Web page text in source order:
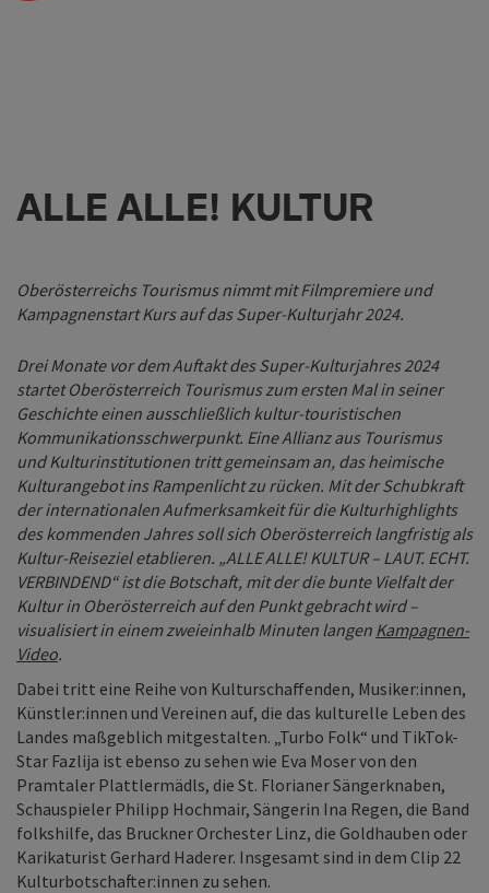
ALLE ALLE! KULTUR
Oberösterreichs Tourismus nimmt mit Filmpremiere und
Kampagnenstart Kurs auf das Super-Kulturjahr 2024.
Drei Monate vor dem Auftakt des Super-Kulturjahres 2024
startet Oberösterreich Tourismus zum ersten Mal in seiner
Geschichte einen ausschließlich kultur-touristischen
Kommunikationsschwerpunkt. Eine Allianz aus Tourismus
und Kulturinstitutionen tritt gemeinsam an, das heimische
Kulturangebot ins Rampenlicht zu rücken. Mit der Schubkraft
der internationalen Aufmerksamkeit für die Kulturhighlights
des kommenden Jahres soll sich Oberösterreich langfristig als
Kultur-Reiseziel etablieren. „ALLE ALLE! KULTUR – LAUT. ECHT.
VERBINDEND“ ist die Botschaft, mit der die bunte Vielfalt der
Kultur in Oberösterreich auf den Punkt gebracht wird –
visualisiert in einem zweieinhalb Minuten langen Kampagnen-
Video.
Dabei tritt eine Reihe von Kulturschaffenden, Musiker:innen,
Künstler:innen und Vereinen auf, die das kulturelle Leben des
Landes maßgeblich mitgestalten. „Turbo Folk“ und TikTok-
Star Fazlija ist ebenso zu sehen wie Eva Moser von den
Pramtaler Plattlermädls, die St. Florianer Sängerknaben,
Schauspieler Philipp Hochmair, Sängerin Ina Regen, die Band
folkshilfe, das Bruckner Orchester Linz, die Goldhauben oder
Karikaturist Gerhard Haderer. Insgesamt sind in dem Clip 22
Kulturbotschafter:innen zu sehen.